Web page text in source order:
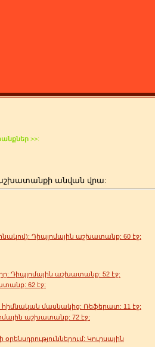
>>:
աշխատանքի անվան վրա:
Դիպլոմային աշխատանք: 60 էջ:
Դիպլոմային աշխատանք: 52 էջ:
62 էջ:
հիմնական մասնակից: Ռեֆերատ: 11 էջ:
աշխատանք: 72 էջ:
Կուրսային